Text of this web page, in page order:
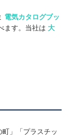
電気カタログブッ
ます。当社は 大
」「プラスチッ